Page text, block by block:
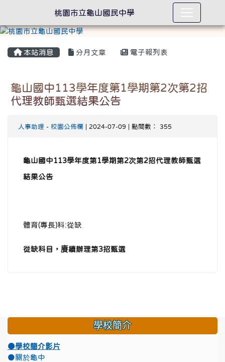
本站消息 分月文章 電子報列表
龜山國中113學年度第1學期第2次第2招
代理教師甄選結果公告
人事助理 - 校園公佈欄 | 2024-07-09 | 點閱數： 355
龜山國中113學年度第1學期第2次第2招代理教師甄選
結果公告
體育(專長)科:從缺
從缺科目，賡續辦理第3招甄選
學校簡介
●學校簡介影片
●關於龜中
桃園市立龜山國民中學